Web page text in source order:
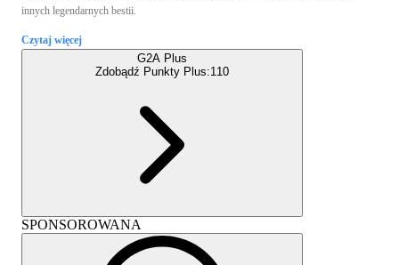
innych legendarnych bestii.
Czytaj więcej
G2A Plus
Zdobądź Punkty Plus:110
SPONSOROWANA